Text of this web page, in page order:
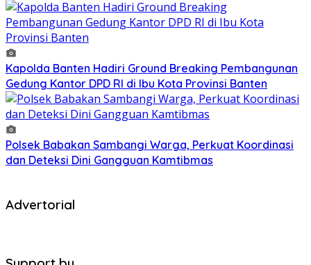
Kapolda Banten Hadiri Ground Breaking Pembangunan
Gedung Kantor DPD RI di Ibu Kota Provinsi Banten
Polsek Babakan Sambangi Warga, Perkuat Koordinasi
dan Deteksi Dini Gangguan Kamtibmas
Advertorial